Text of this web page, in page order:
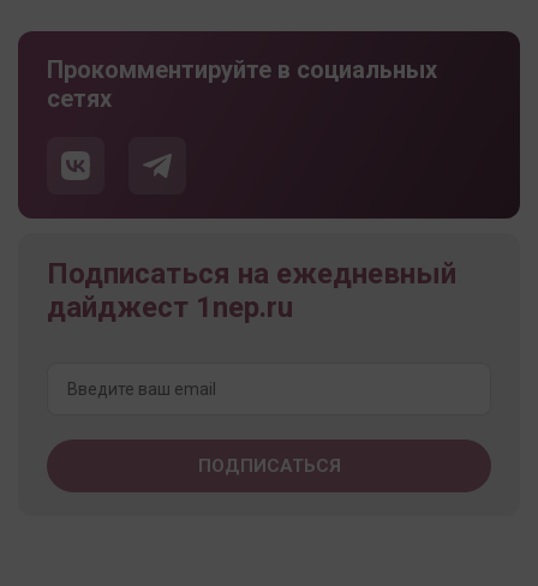
Прокомментируйте в социальных
сетях
Подписаться на ежедневный
дайджест 1nep.ru